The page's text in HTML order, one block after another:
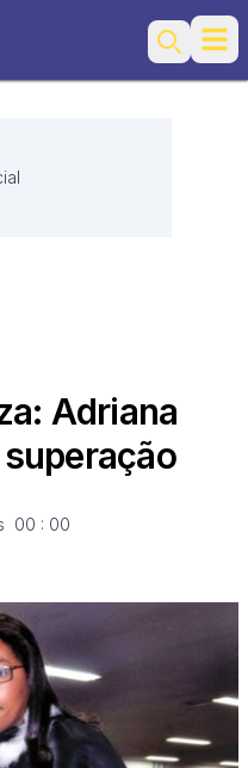
Search
Adriana
00 : 00